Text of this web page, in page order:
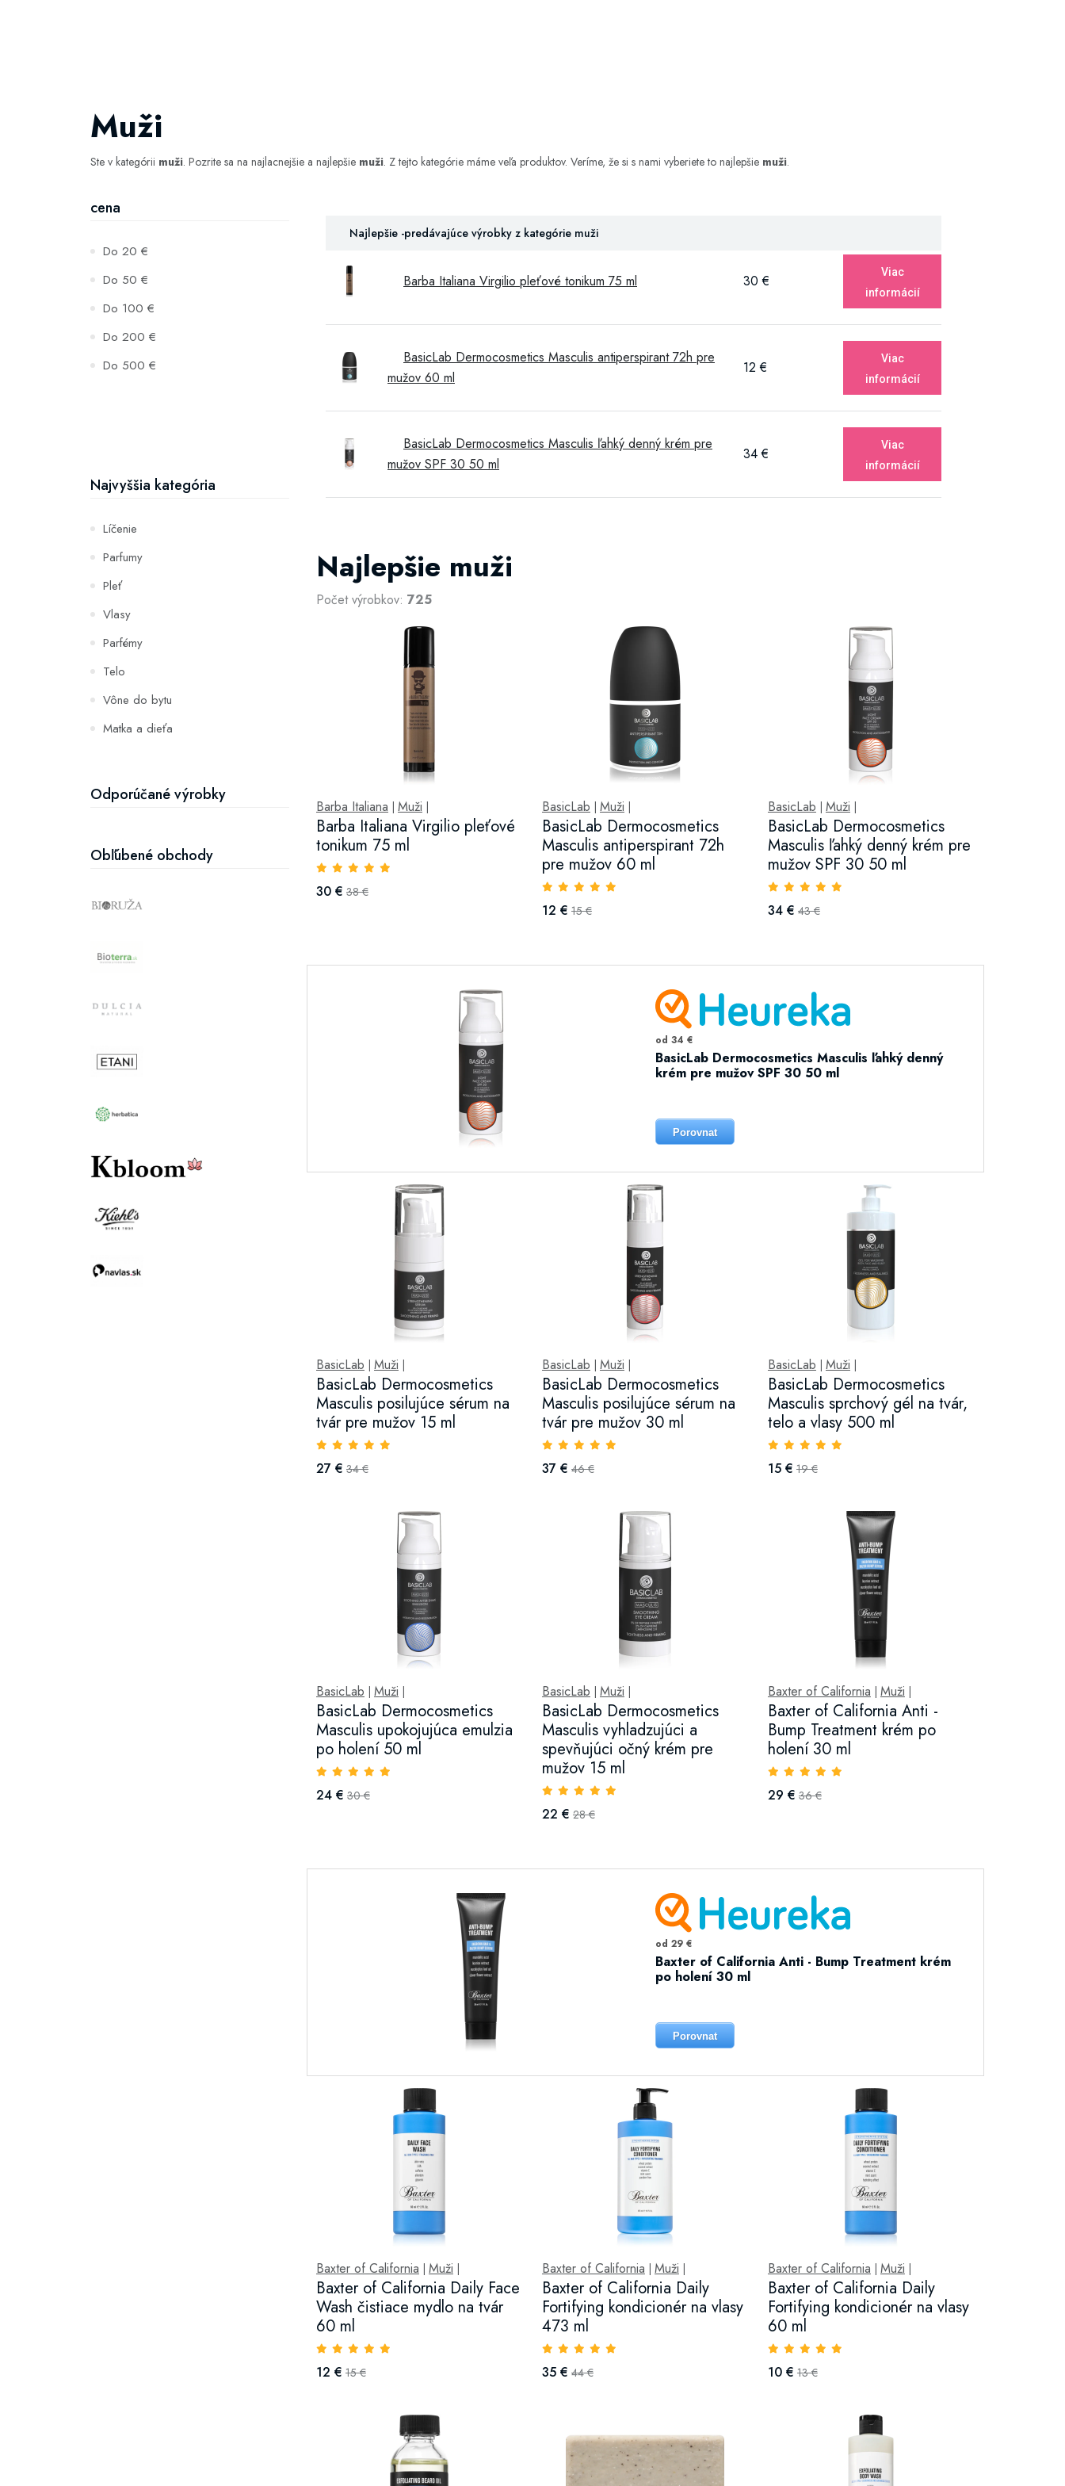
Muži
Ste v kategórii muži. Pozrite sa na najlacnejšie a najlepšie muži. Z tejto kategórie máme veľa produktov. Veríme, že si s nami vyberiete to najlepšie muži.
cena
Do 20 €
Do 50 €
Do 100 €
Do 200 €
Do 500 €
Najvyššia kategória
Líčenie
Parfumy
Pleť
Vlasy
Parfémy
Telo
Vône do bytu
Matka a dieťa
Hydratácia a výživa pleti
Odporúčané výrobky
Obľúbené obchody
Najlepšie -predávajúce výrobky z kategórie muži
Barba Italiana Virgilio pleťové tonikum 75 ml 30 €
Viac
informácií
BasicLab Dermocosmetics Masculis antiperspirant 72h pre
mužov 60 ml
12 €
Viac
informácií
BasicLab Dermocosmetics Masculis ľahký denný krém pre
mužov SPF 30 50 ml
34 €
Viac
informácií
Najlepšie muži
Počet výrobkov: 725
Barba Italiana Muži
Barba Italiana Virgilio pleťové
tonikum 75 ml
30 € 38 €
BasicLab Muži
BasicLab Dermocosmetics
Masculis antiperspirant 72h
pre mužov 60 ml
12 € 15 €
BasicLab Muži
BasicLab Dermocosmetics
Masculis ľahký denný krém pre
mužov SPF 30 50 ml
34 € 43 €
od 34 €
BasicLab Dermocosmetics Masculis ľahký denný
krém pre mužov SPF 30 50 ml
Porovnat
BasicLab Muži
BasicLab Dermocosmetics
Masculis posilujúce sérum na
tvár pre mužov 15 ml
27 € 34 €
BasicLab Muži
BasicLab Dermocosmetics
Masculis posilujúce sérum na
tvár pre mužov 30 ml
37 € 46 €
BasicLab Muži
BasicLab Dermocosmetics
Masculis sprchový gél na tvár,
telo a vlasy 500 ml
15 € 19 €
BasicLab Muži
BasicLab Dermocosmetics
Masculis upokojujúca emulzia
po holení 50 ml
24 € 30 €
BasicLab Muži
BasicLab Dermocosmetics
Masculis vyhladzujúci a
spevňujúci očný krém pre
mužov 15 ml
22 € 28 €
Baxter of California Muži
Baxter of California Anti -
Bump Treatment krém po
holení 30 ml
29 € 36 €
od 29 €
Baxter of California Anti - Bump Treatment krém
po holení 30 ml
Porovnat
Baxter of California Muži
Baxter of California Daily Face
Wash čistiace mydlo na tvár
60 ml
12 € 15 €
Baxter of California Muži
Baxter of California Daily
Fortifying kondicionér na vlasy
473 ml
35 € 44 €
Baxter of California Muži
Baxter of California Daily
Fortifying kondicionér na vlasy
60 ml
10 € 13 €